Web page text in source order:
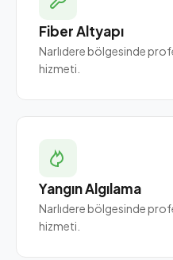
Fiber Altyapı
Narlıdere bölgesinde
hizmeti.
Yangın Algılama
Narlıdere bölgesinde
hizmeti.